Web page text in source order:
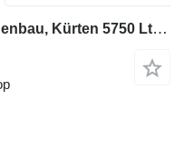
Behälter, Apparate- u. Maschinenbau, Kürten 5750 Ltr - Stainless